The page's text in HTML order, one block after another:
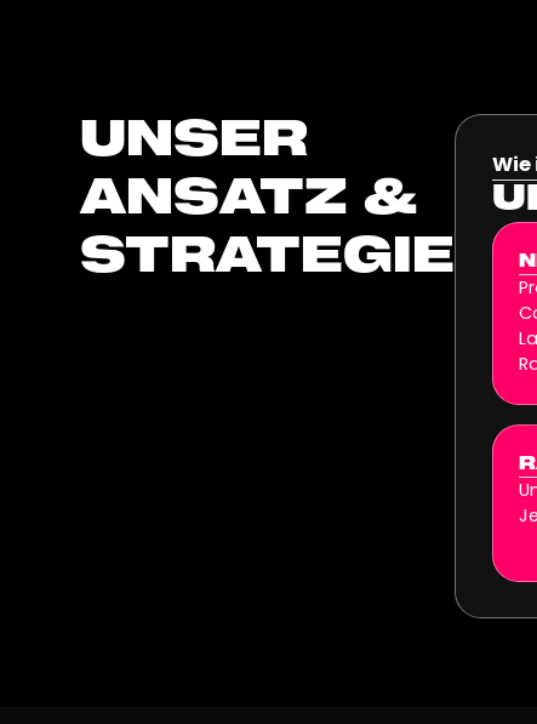
UNSER
ANSATZ &
STRATEGIE